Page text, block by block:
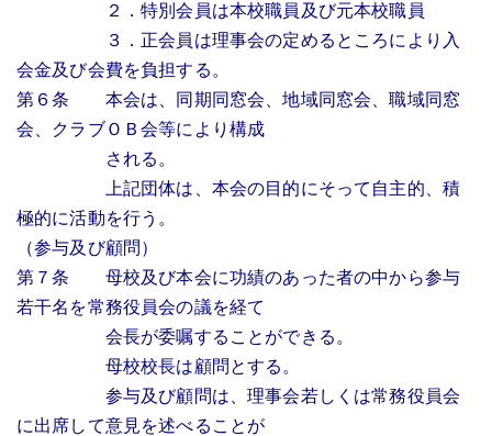
２．特別会員は本校職員及び元本校職員
３．正会員は理事会の定めるところにより入
会金及び会費を負担する。
第６条 本会は、同期同窓会、地域同窓会、職域同窓
会、クラブＯＢ会等により構成
される。
上記団体は、本会の目的にそって自主的、積
極的に活動を行う。
（参与及び顧問）
第７条 母校及び本会に功績のあった者の中から参与
若干名を常務役員会の議を経て
会長が委嘱することができる。
母校校長は顧問とする。
参与及び顧問は、理事会若しくは常務役員会
に出席して意見を述べることが